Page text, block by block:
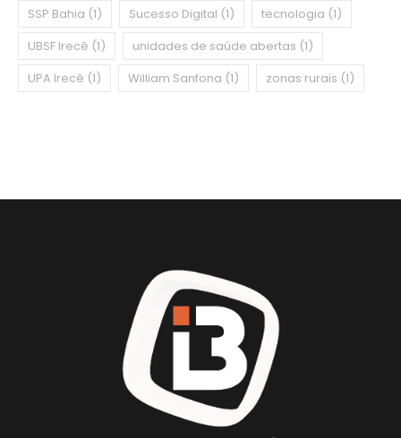
SSP Bahia (1) Sucesso Digital (1) tecnologia (1)
UBSF Irecê (1) unidades de saúde abertas (1)
UPA Irecê (1) William Sanfona (1) zonas rurais (1)